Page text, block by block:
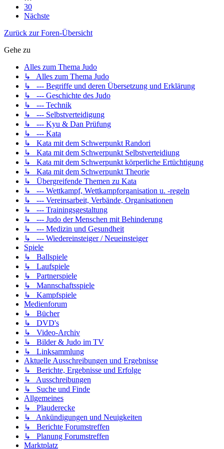
30
Nächste
Zurück zur Foren-Übersicht
Gehe zu
Alles zum Thema Judo
↳ Alles zum Thema Judo
↳ --- Begriffe und deren Übersetzung und Erklärung
↳ --- Geschichte des Judo
↳ --- Technik
↳ --- Selbstverteidigung
↳ --- Kyu & Dan Prüfung
↳ --- Kata
↳ Kata mit dem Schwerpunkt Randori
↳ Kata mit dem Schwerpunkt Selbstverteidiung
↳ Kata mit dem Schwerpunkt körperliche Ertüchtigung
↳ Kata mit dem Schwerpunkt Theorie
↳ Übergreifende Themen zu Kata
↳ --- Wettkampf, Wettkampforganisation u. -regeln
↳ --- Vereinsarbeit, Verbände, Organisationen
↳ --- Trainingsgestaltung
↳ --- Judo der Menschen mit Behinderung
↳ --- Medizin und Gesundheit
↳ --- Wiedereinsteiger / Neueinsteiger
Spiele
↳ Ballspiele
↳ Laufspiele
↳ Partnerspiele
↳ Mannschaftsspiele
↳ Kampfspiele
Medienforum
↳ Bücher
↳ DVD's
↳ Video-Archiv
↳ Bilder & Judo im TV
↳ Linksammlung
Aktuelle Ausschreibungen und Ergebnisse
↳ Berichte, Ergebnisse und Erfolge
↳ Ausschreibungen
↳ Suche und Finde
Allgemeines
↳ Plauderecke
↳ Ankündigungen und Neuigkeiten
↳ Berichte Forumstreffen
↳ Planung Forumstreffen
Marktplatz